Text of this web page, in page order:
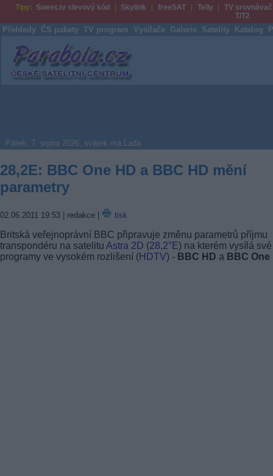
Tipy: Sweet.tv slevový kód Skylink freeSAT Telly
TV srovnávač
T/T2
Přehledy ČS pakety TV program Vysílače Galerie Satelity Katalog
Parabola.cz
Pátek, 7. srpna 2026, svátek má Lada
28,2E: BBC One HD a BBC HD mění
parametry
02.06.2011 19:53 | redakce | tisk
Britská veřejnoprávní BBC připravuje změnu parametrů příjmu
transpondéru na satelitu Astra 2D (28,2°E) na kterém vysílá své
programy ve vysokém rozlišení (HDTV) - BBC HD a BBC One